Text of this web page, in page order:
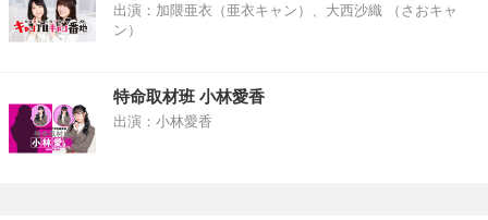
出演：加隈亜衣（亜衣キャン）、大西沙織 （さおキャ
ン）
特命取材班 小林愛香
出演：小林愛香